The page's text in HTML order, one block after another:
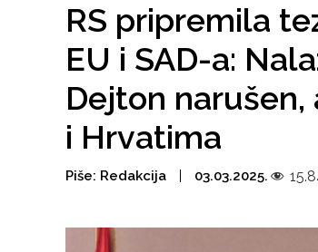
RS pripremila
EU i SAD-a:
Dejton
i Hrvatima
Piše: Redakcija 03.03.2025.